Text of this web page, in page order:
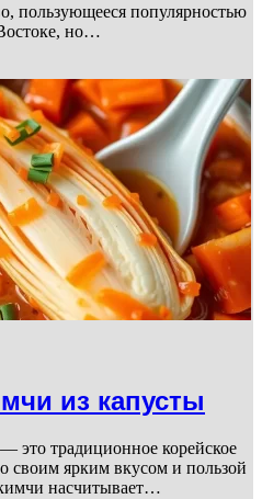
пользующееся популярностью
но…
из капусты
традиционное корейское
своим ярким вкусом и пользой
насчитывает…